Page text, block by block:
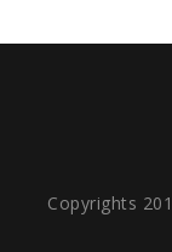
Copyrights